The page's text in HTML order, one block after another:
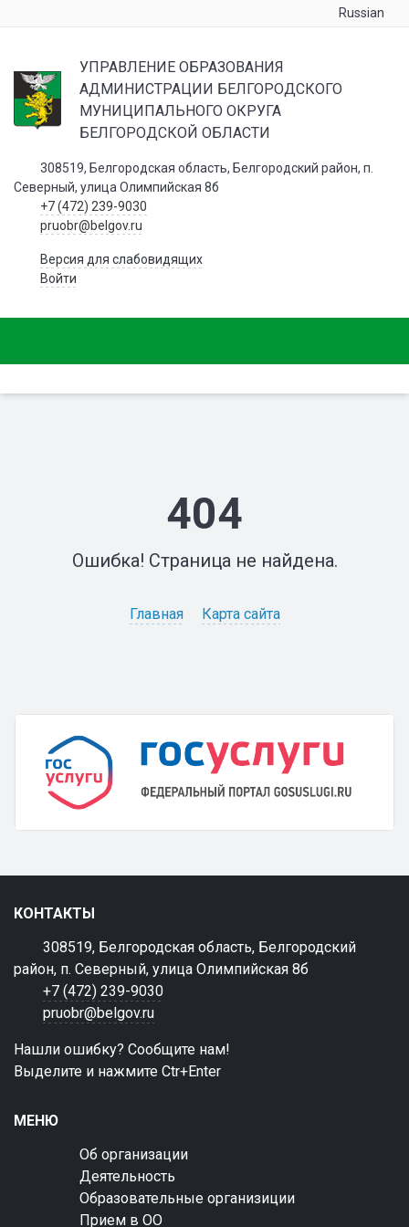
Russian
УПРАВЛЕНИЕ ОБРАЗОВАНИЯ
АДМИНИСТРАЦИИ БЕЛГОРОДСКОГО
МУНИЦИПАЛЬНОГО ОКРУГА
БЕЛГОРОДСКОЙ ОБЛАСТИ
308519, Белгородская область, Белгородский район, п.
Северный, улица Олимпийская 8б
+7 (472) 239-9030
pruobr@belgov.ru
Версия для слабовидящих
Войти
404
Ошибка! Страница не найдена.
Главная Карта сайта
КОНТАКТЫ
308519, Белгородская область, Белгородский
район, п. Северный, улица Олимпийская 8б
+7 (472) 239-9030
pruobr@belgov.ru
Нашли ошибку? Сообщите нам!
Выделите и нажмите Ctr+Enter
МЕНЮ
Об организации
Деятельность
Образовательные организиции
Прием в ОО